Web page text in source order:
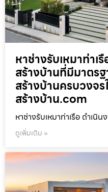
หาช่างรับเหมาท่าเ
สร้างบ้านที่มีมาตร
สร้างบ้านครบวงจร
สร้างบ้าน.com
หาช่างรับเหมาท่าเรือ ดำเนิน
ดูเพิ่มเติม »